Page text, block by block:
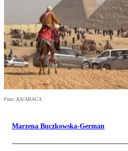
Foto: AA/ABACA
Marzena Buczkowska-German